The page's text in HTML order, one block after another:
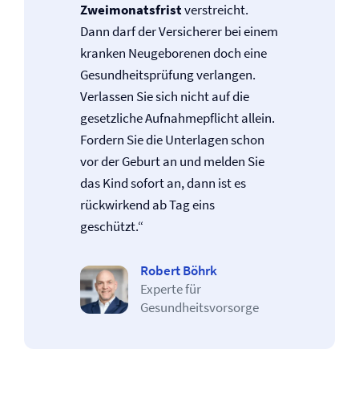
Zweimonatsfristverstreicht.
Dann darf der Versicherer bei einem
kranken Neugeborenen doch eine
Gesundheitsprüfung verlangen.
Verlassen Sie sich nicht auf die
gesetzliche Aufnahmepflicht allein.
Fordern Sie die Unterlagen schon
vor der Geburt an und melden Sie
das Kind sofort an, dann ist es
rückwirkend ab Tag eins
geschützt.“
Robert Böhrk
Experte für
Gesundheitsvorsorge